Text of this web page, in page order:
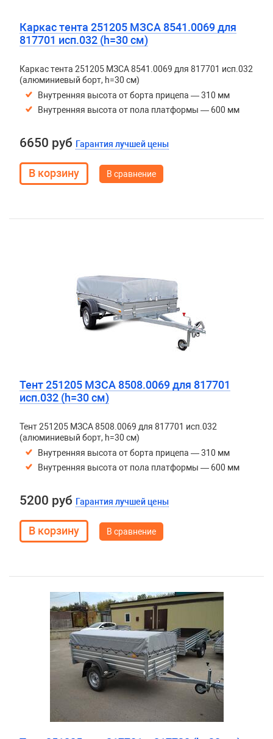
Каркас тента 251205 МЗСА 8541.0069 для
817701 исп.032 (h=30 см)
Каркас тента 251205 МЗСА 8541.0069 для 817701 исп.032
(алюминиевый борт, h=30 см)
Внутренняя высота от борта прицепа — 310 мм
Внутренняя высота от пола платформы — 600 мм
6650 руб Гарантия лучшей цены
В сравнение
Тент 251205 МЗСА 8508.0069 для 817701
исп.032 (h=30 см)
Тент 251205 МЗСА 8508.0069 для 817701 исп.032
(алюминиевый борт, h=30 см)
Внутренняя высота от борта прицепа — 310 мм
Внутренняя высота от пола платформы — 600 мм
5200 руб Гарантия лучшей цены
В сравнение